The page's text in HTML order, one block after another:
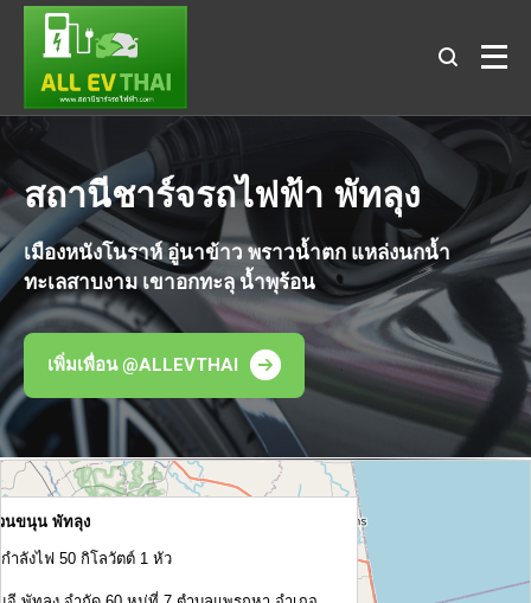
สถานีชาร์จรถไฟฟ้า พัทลุง
เมืองหนังโนราห์ อู่นาข้าว พราวน้ำตก แหล่งนกน้ำ
ทะเลสาบงาม เขาอกทะลุ น้ำพุร้อน
เพิ่มเพื่อน @ALLEVTHAI .